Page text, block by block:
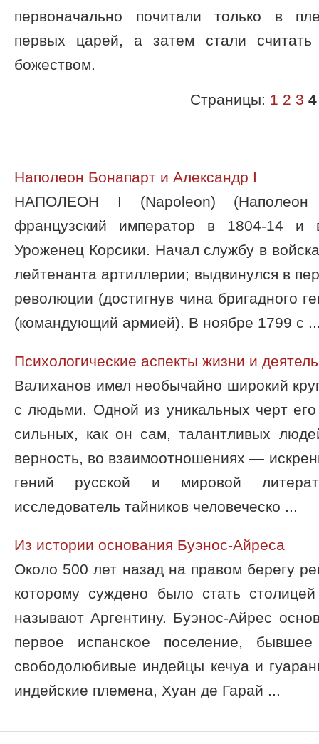
первоначально почитали только в
первых царей, а затем стали считать
божеством.
Страницы: 1 2 3 4
Наполеон Бонапарт и Александр I
HАПОЛЕОН I (Napoleon) (Наполеон
французский император в 1804-14
Уроженец Корсики. Начал службу в
лейтенанта артиллерии; выдвинулся в
революции (достигнув чина бригадного
(командующий армией). В ноябре 1799 с
Психологические аспекты жизни и
Валиханов имел необычайно широкий
с людьми. Одной из уникальных черт
сильных, как он сам, талантливых
верность, во взаимоотношениях —
гений русской и мировой
исследователь тайников человеческо ...
Из истории основания Буэнос-Айреса
Около 500 лет назад на правом берегу
которому суждено было стать
называют Аргентину. Буэнос-Айрес
первое испанское поселение,
свободолюбивые индейцы кечуа и
индейские племена, Хуан де Гарай ...